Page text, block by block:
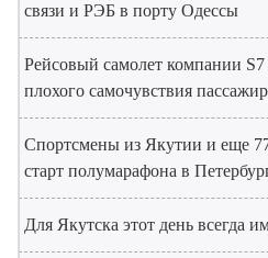
связи и РЭБ в порту Одессы
Рейсовый самолет компании S7
плохого самочувствия
Спортсмены из Якутии и еще
старт полумарафона в
Для Якутска этот день всегда